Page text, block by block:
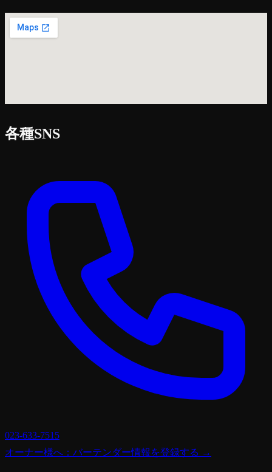
各種SNS
023-633-7515
オーナー様へ：バーテンダー情報を登録する →